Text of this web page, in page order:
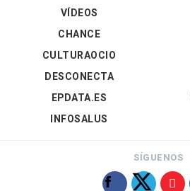
VÍDEOS
CHANCE
CULTURAOCIO
DESCONECTA
EPDATA.ES
INFOSALUS
SÍGUENOS